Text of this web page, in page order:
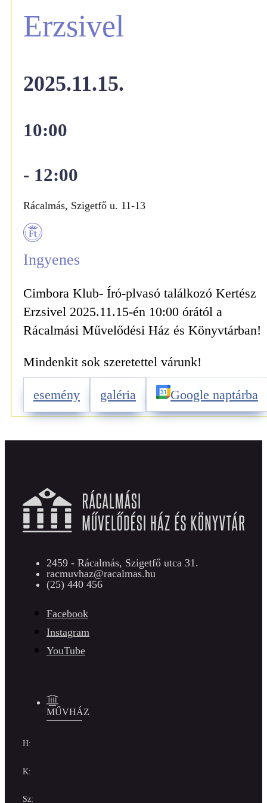
Erzsivel
2025.11.15.
10:00
- 12:00
Rácalmás, Szigetfő u. 11-13
Ingyenes
Cimbora Klub- Író-plvasó találkozó Kertész
Erzsivel 2025.11.15-én 10:00 órától a
Rácalmási Művelődési Ház és Könyvtárban!
Mindenkit sok szeretettel várunk!
esemény galéria Google naptárba
2459 - Rácalmás, Szigetfő utca 31.
racmuvhaz@racalmas.hu
(25) 440 456
Facebook
Instagram
YouTube
MŰVHÁZ
H:
K:
Sz: